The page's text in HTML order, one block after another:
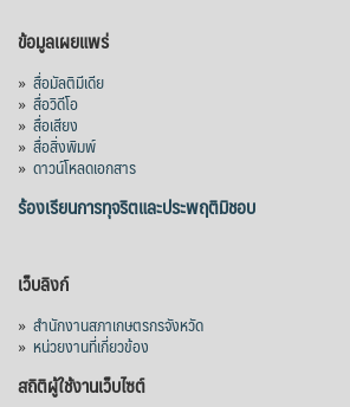
เมื่อวันที่ 5 สิงหาคม 2569 คณะรัฐมนตรีมีมติ
อนุมัติโครงการอ่างเก็บน้ำคลองวังโตนด
จังหวัดจันทบุรี กรอบวงเงิน 7,200 ล้านบาท
กำหนดระยะเวลาดำเนินงาน 7 ปี (พ.ศ. 2570–
2576) โดยโครงการมีความจุ 99.50 ล้าน
ลูกบาศก์เมตร สามารถสนับสนุนพื้นที่
ชลประทานกว่า 87,700 ไร่ เพิ่ม
View on Facebook
ข้อมูลเผยแพร่
» สื่อมัลติมีเดีย
» สื่อวิดีโอ
» สื่อเสียง
» สื่อสิ่งพิมพ์
» ดาวน์โหลดเอกสาร
ร้องเรียนการทุจริตและประพฤติมิชอบ
เว็บลิงก์
» สำนักงานสภาเกษตรกรจังหวัด
» หน่วยงานที่เกี่ยวข้อง
สถิติผู้ใช้งานเว็บไซต์